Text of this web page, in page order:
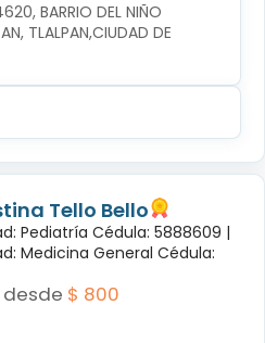
BARRIO DEL NIÑO
TLALPAN,CIUDAD DE
Tello Bello
Pediatría Cédula: 5888609 |
Medicina General Cédula:
desde $ 800